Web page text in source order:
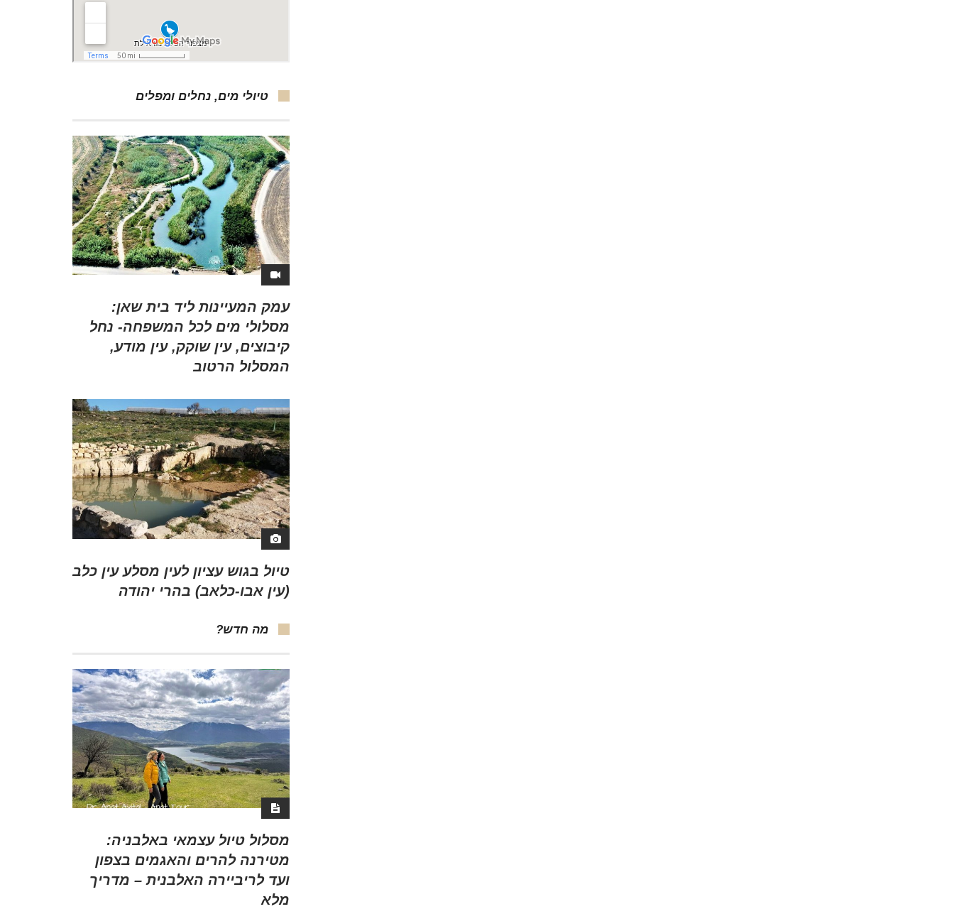
טיולי מים, נחלים ומפלים
עמק המעיינות ליד בית שאן:
מסלולי מים לכל המשפחה- נחל
קיבוצים, עין שוקק, עין מודע,
המסלול הרטוב
טיול בגוש עציון לעין מסלע עין כלב
(עין אבו-כלאב) בהרי יהודה
מה חדש?
מסלול טיול עצמאי באלבניה:
מטירנה להרים והאגמים בצפון
ועד לריביירה האלבנית – מדריך
מלא